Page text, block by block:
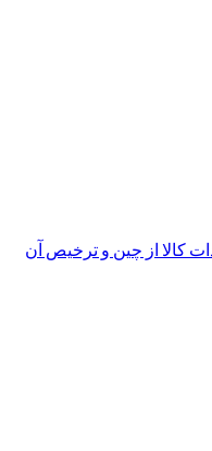
کالا از چین و ترخیص آن